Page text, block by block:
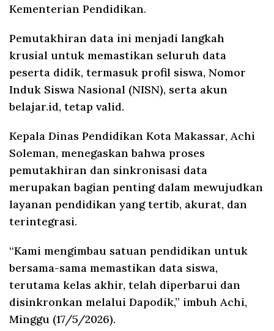
Kementerian Pendidikan.
Pemutakhiran data ini menjadi langkah
krusial untuk memastikan seluruh data
peserta didik, termasuk profil siswa, Nomor
Induk Siswa Nasional (NISN), serta akun
belajar.id, tetap valid.
Kepala Dinas Pendidikan Kota Makassar, Achi
Soleman, menegaskan bahwa proses
pemutakhiran dan sinkronisasi data
merupakan bagian penting dalam mewujudkan
layanan pendidikan yang tertib, akurat, dan
terintegrasi.
“Kami mengimbau satuan pendidikan untuk
bersama-sama memastikan data siswa,
terutama kelas akhir, telah diperbarui dan
disinkronkan melalui Dapodik,” imbuh Achi,
Minggu (17/5/2026).